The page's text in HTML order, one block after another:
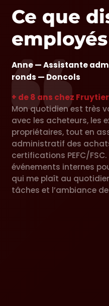
Ce que
employés
Anne — Assistante
ronds — Doncols
+ de 8 ans chez Fruytier
Mon quotidien est très
avec les acheteurs, les
propriétaires, tout en
administratif des
certifications PEFC/
événements internes
qui me plaît au
tâches et l’ambiance